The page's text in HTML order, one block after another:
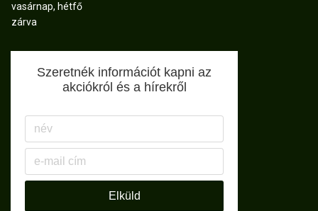
vasárnap, hétfő
zárva
Szeretnék információt kapni az
akciókról és a hírekről
Elküld